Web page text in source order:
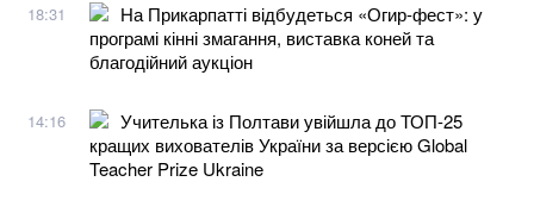
18:31
На Прикарпатті відбудеться «Огир-фест»: у
програмі кінні змагання, виставка коней та
благодійний аукціон
14:16
Учителька із Полтави увійшла до ТОП-25
кращих вихователів України за версією Global
Teacher Prize Ukraine